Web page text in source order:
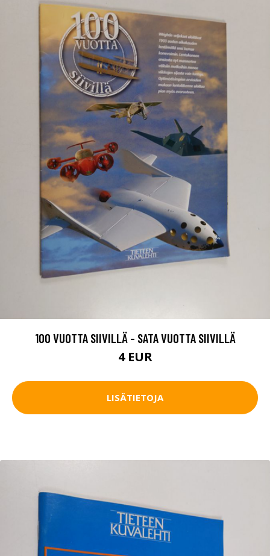
100 VUOTTA SIIVILLÄ - SATA VUOTTA SIIVILLÄ
4 EUR
LISÄTIETOJA